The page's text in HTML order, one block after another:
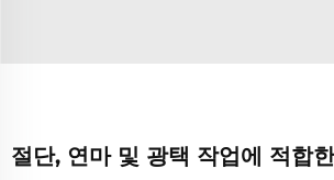
절단, 연마 및 광택 작업에 적합